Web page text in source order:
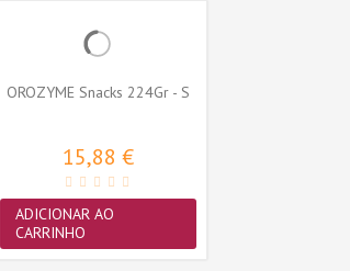
OROZYME Snacks 224Gr - S
15,88 €
ADICIONAR AO
CARRINHO